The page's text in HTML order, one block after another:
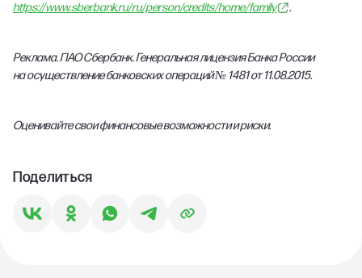
https://www.sberbank.ru/ru/person/credits/home/family
.
Реклама. ПАО Сбербанк. Генеральная лицензия Банка России
на осуществление банковских операций № 1481 от 11.08.2015.
Оценивайте свои финансовые возможности и риски.
Поделиться